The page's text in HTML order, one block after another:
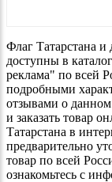
Флаг Татарстана и
доступны в
реклама" по всей
подробными
отзывами о
и заказать товар
Татарстана в
предварительно
товар по всей
ознакомьтесь с